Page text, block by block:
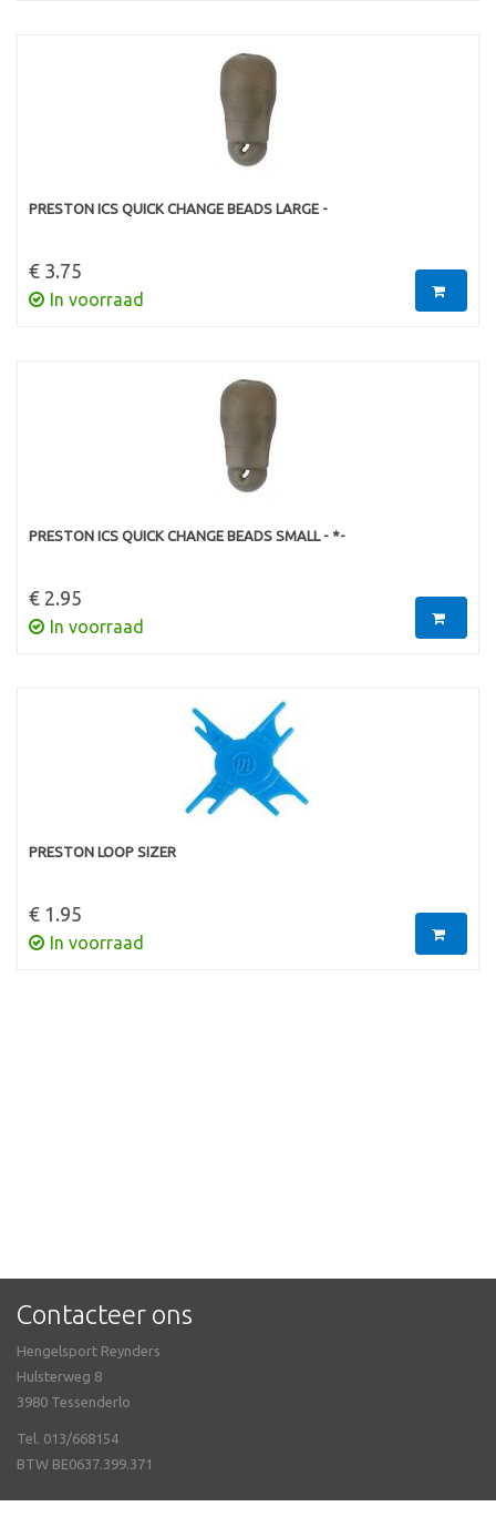
PRESTON ICS QUICK CHANGE BEADS LARGE -
€ 3.75
In voorraad
PRESTON ICS QUICK CHANGE BEADS SMALL - *-
€ 2.95
In voorraad
PRESTON LOOP SIZER
€ 1.95
In voorraad
Contacteer ons
Hengelsport Reynders
Hulsterweg 8
3980 Tessenderlo
Tel. 013/668154
BTW BE0637.399.371